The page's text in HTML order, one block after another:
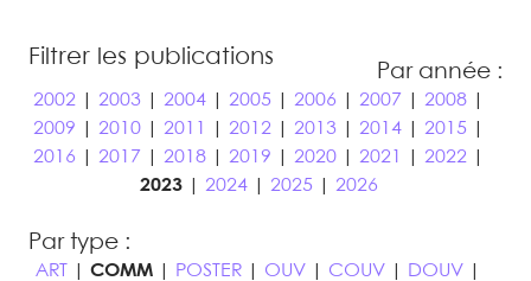
Filtrer les publications
Par année :
2002| 2003| 2004| 2005| 2006 2007 2008|
2009
2010| 2011 2012| 2013| 2014| 2015|
2016
2017 2018| 2019 2020| 2021 2022|
2023| 2024| 2025| 2026
Par type :
ART COMM POSTER OUV COUV DOUV